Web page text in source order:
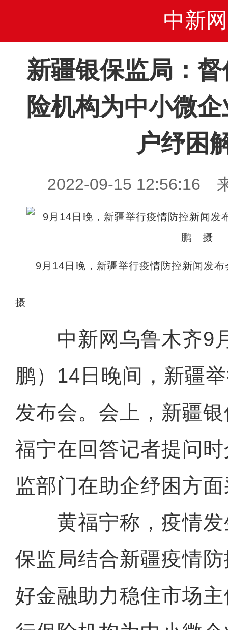
中新网
新疆银保监局：
险机构为中小微
户纾困
2022-09-15 12:56:16
9月14日晚，新疆举行疫情防控新闻
摄
中新网乌鲁木齐9
鹏）14日晚间，新疆
发布会。会上，新疆
福宁在回答记者提问
监部门在助企纾困方
黄福宁称，疫情发
保监局结合新疆疫情
好金融助力稳住市场